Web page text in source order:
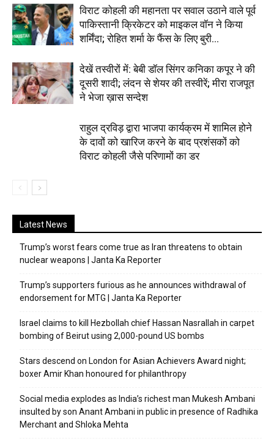
विराट कोहली की महानता पर सवाल उठाने वाले पूर्व
पाकिस्तानी क्रिकेटर को माइकल वॉन ने किया
शर्मिंदा; रोहित शर्मा के फैंस के लिए बुरी...
देखें तस्वीरों में: बेबी डॉल सिंगर कनिका कपूर ने की
दूसरी शादी; लंदन से शेयर की तस्वीरें; मीरा राजपूत
ने भेजा ख़ास सन्देश
राहुल द्रविड़ द्वारा भाजपा कार्यक्रम में शामिल होने
के दावों को खारिज करने के बाद प्रशंसकों को
विराट कोहली जैसे परिणामों का डर
Latest News
Trump’s worst fears come true as Iran threatens to obtain
nuclear weapons | Janta Ka Reporter
Trump’s supporters furious as he announces withdrawal of
endorsement for MTG | Janta Ka Reporter
Israel claims to kill Hezbollah chief Hassan Nasrallah in carpet
bombing of Beirut using 2,000-pound US bombs
Stars descend on London for Asian Achievers Award night;
boxer Amir Khan honoured for philanthropy
Social media explodes as India’s richest man Mukesh Ambani
insulted by son Anant Ambani in public in presence of Radhika
Merchant and Shloka Mehta